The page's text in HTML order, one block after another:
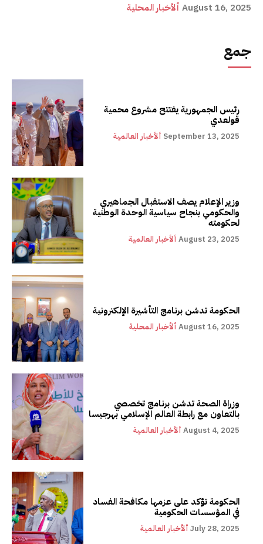
ألأخبار المحلية August 16, 2025
جمع
رئيس الجمهورية يفتتح مشروع محمية
قولعدي
ألأخبار العالمية September 13, 2025
وزير الإعلام يصف الاستقبال الجماهيري
والحكومي بنجاح سياسية الوحدة الوطنية
لحكومته
ألأخبار العالمية August 23, 2025
الحكومة تدشن برنامج التأشيرة الإلكترونية
ألأخبار المحلية August 16, 2025
وزراة الصحة تدشن برنامج تخصصي
بالتعاون مع رابطة العالم الإسلامي بهرجيسا
ألأخبار العالمية August 4, 2025
الحكومة تؤكد على عزمها مكافحة الفساد
في المؤسسات الحكومية
ألأخبار العالمية July 28, 2025